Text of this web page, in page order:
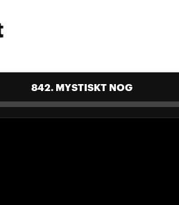
842. MYSTISKT NOG